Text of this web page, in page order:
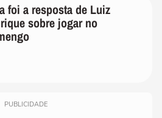
foi a resposta de Luiz
sobre jogar no
PUBLICIDADE